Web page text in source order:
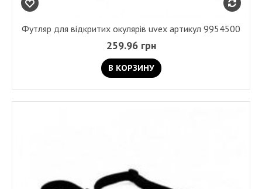
Футляр для відкритих окулярів uvex артикул 9954500
259.96 грн
В КОРЗИНУ